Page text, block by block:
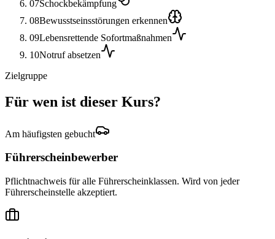
07Schockbekämpfung
08Bewusstseinsstörungen erkennen
09Lebensrettende Sofortmaßnahmen
10Notruf absetzen
Zielgruppe
Für wen ist dieser Kurs?
Am häufigsten gebucht
Führerscheinbewerber
Pflichtnachweis für alle Führerscheinklassen. Wird von jeder
Führerscheinstelle akzeptiert.